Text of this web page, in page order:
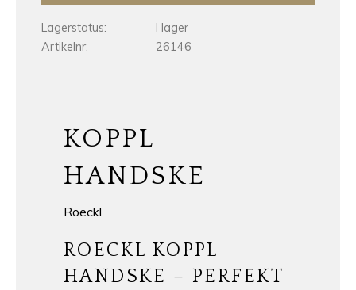
Lagerstatus
I lager
Artikelnr
26146
KOPPL
HANDSKE
Roeckl
ROECKL KOPPL
HANDSKE – PERFEKT